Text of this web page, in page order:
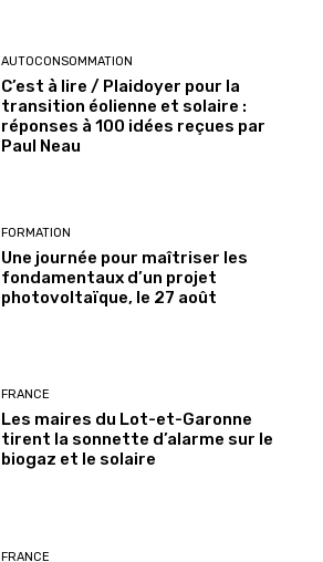
AUTOCONSOMMATION
C’est à lire / Plaidoyer pour la
transition éolienne et solaire :
réponses à 100 idées reçues par
Paul Neau
FORMATION
Une journée pour maîtriser les
fondamentaux d’un projet
photovoltaïque, le 27 août
FRANCE
Les maires du Lot-et-Garonne
tirent la sonnette d’alarme sur le
biogaz et le solaire
FRANCE